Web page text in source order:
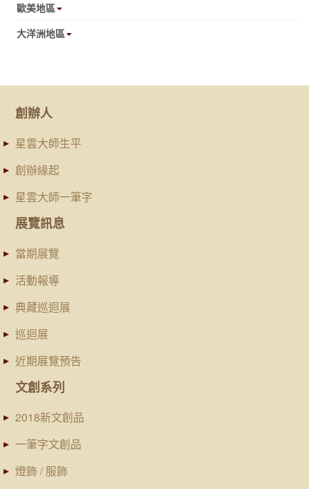
歐美地區
大洋洲地區
創辦人
星雲大師生平
創辦緣起
星雲大師一筆字
展覽訊息
當期展覽
活動報導
典藏巡迴展
巡迴展
近期展覽預告
文創系列
2018新文創品
一筆字文創品
燈飾 / 服飾